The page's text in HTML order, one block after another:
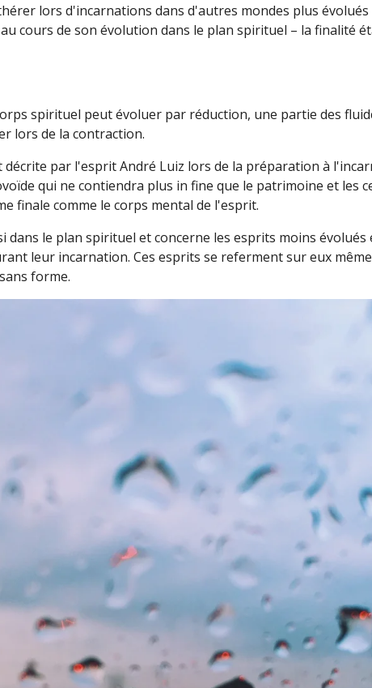
lors d'incarnations dans d'autres mondes plus
cours de son évolution dans le plan spirituel – la finalité
spirituel peut évoluer par réduction, une partie des
lors de la contraction.
par l'esprit André Luiz lors de la préparation à
qui ne contiendra plus in fine que le patrimoine et les
finale comme le corps mental de l'esprit.
dans le plan spirituel et concerne les esprits moins
leur incarnation. Ces esprits se referment sur eux
forme.